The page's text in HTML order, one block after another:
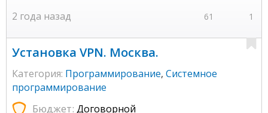
61 1
2 года назад
Установка VPN. Москва.
Категория: Программирование, Системное
программирование
Бюджет: Договорной